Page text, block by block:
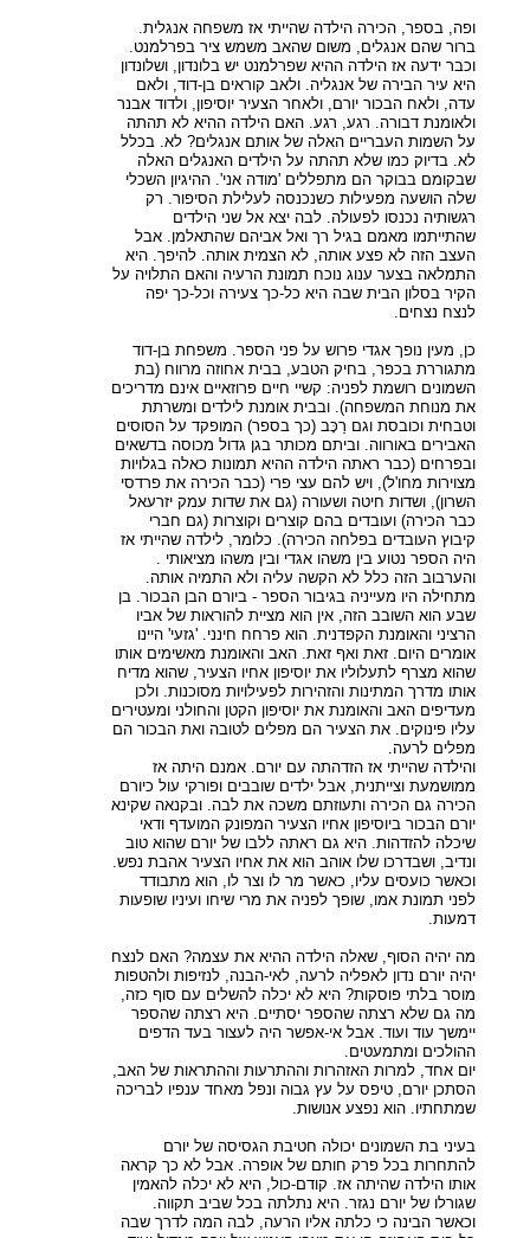
ופה, בספר, הכירה הילדה שהייתי אז משפחה אנגלית.
ברור שהם אנגלים, משום שהאב משמש ציר בפרלמנט.
וכבר ידעה אז הילדה ההיא שפרלמנט יש בלונדון, ושלונדון
היא עיר הבירה של אנגליה. ולאב קוראים בן-דוד, ולאם
עדה, ולאח הבכור יורם, ולאחר הצעיר יוסיפון, ולדוד אבנר
ולאומנת דבורה. רגע, רגע. האם הילדה ההיא לא תהתה
על השמות העבריים האלה של אותם אנגלים? לא. בכלל
לא. בדיוק כמו שלא תהתה על הילדים האנגלים האלה
שבקומם בבוקר הם מתפללים 'מודה אני'. ההיגיון השכלי
שלה הושעה מפעילות כשנכנסה לעלילת הסיפור. רק
רגשותיה נכנסו לפעולה. לבה יצא אל שני הילדים
שהתייתמו מאמם בגיל רך ואל אביהם שהתאלמן. אבל
העצב הזה לא פצע אותה, לא הצמית אותה. להיפך. היא
התמלאה בצער ענוג נוכח תמונת הרעיה והאם התלויה על
הקיר בסלון הבית שבה היא כל-כך צעירה וכל-כך יפה
לנצח נצחים.
כן, מעין נופך אגדי פרוש על פני הספר. משפחת בן-דוד
מתגוררת בכפר, בחיק הטבע, בבית אחוזה מרווח (בת
השמונים רושמת לפניה: קשיי חיים פרוזאיים אינם מדריכים
את מנוחת המשפחה). ובבית אומנת לילדים ומשרתת
וטבחית וכובסת וגם רַכָּב (כך בספר) המופקד על הסוסים
האבירים באורווה. וביתם מכותר בגן גדול מכוסה בדשאים
ובפרחים (כבר ראתה הילדה ההיא תמונות כאלה בגלויות
מצוירות מחו'ל), ויש להם עצי פרי (כבר הכירה את פרדסי
השרון), ושדות חיטה ושעורה (גם את שדות עמק יזרעאל
כבר הכירה) ועובדים בהם קוצרים וקוצרות (גם חברי
קיבוץ העובדים בפלחה הכירה). כלומר, לילדה שהייתי אז
היה הספר נטוע בין משהו אגדי ובין משהו מציאותי .
והערבוב הזה כלל לא הקשה עליה ולא התמיה אותה.
מתחילה היו מעייניה בגיבור הספר - ביורם הבן הבכור. בן
שבע הוא השובב הזה, אין הוא מציית להוראות של אביו
הרציני והאומנת הקפדנית. הוא פרחח חינני. 'גזעי' היינו
אומרים היום. זאת ואף זאת. האב והאומנת מאשימים אותו
שהוא מצרף לתעלוליו את יוסיפון אחיו הצעיר, שהוא מדיח
אותו מדרך המתינות והזהירות לפעילויות מסוכנות. ולכן
מעדיפים האב והאומנת את יוסיפון הקטן והחולני ומעטירים
עליו פינוקים. את הצעיר הם מפלים לטובה ואת הבכור הם
מפלים לרעה.
והילדה שהייתי אז הזדהתה עם יורם. אמנם היתה אז
ממושמעת וצייתנית, אבל ילדים שובבים ופורקי עול כיורם
הכירה גם הכירה ותעוזתם משכה את לבה. ובקנאה שקינא
יורם הבכור ביוסיפון אחיו הצעיר המפונק המועדף ודאי
שיכלה להזדהות. היא גם ראתה ללבו של יורם שהוא טוב
ונדיב, ושבדרכו שלו אוהב הוא את אחיו הצעיר אהבת נפש.
וכאשר כועסים עליו, כאשר מר לו וצר לו, הוא מתבודד
לפני תמונת אמו, שופך לפניה את מרי שיחו ועיניו שופעות
דמעות.
מה יהיה הסוף, שאלה הילדה ההיא את עצמה? האם לנצח
יהיה יורם נדון לאפליה לרעה, לאי-הבנה, לנזיפות ולהטפות
מוסר בלתי פוסקות? היא לא יכלה להשלים עם סוף כזה,
מה גם שלא רצתה שהספר יסתיים. היא רצתה שהספר
יימשך עוד ועוד. אבל אי-אפשר היה לעצור בעד הדפים
ההולכים ומתמעטים.
יום אחד, למרות האזהרות וההתרעות וההתראות של האב,
הסתכן יורם, טיפס על עץ גבוה ונפל מאחד ענפיו לבריכה
שמתחתיו. הוא נפצע אנושות.
בעיני בת השמונים יכולה חטיבת הגסיסה של יורם
להתחרות בכל פרק חותם של אופרה. אבל לא כך קראה
אותו הילדה שהיתה אז. קודם-כול, היא לא יכלה להאמין
שגורלו של יורם נגזר. היא נתלתה בכל שביב תקווה.
וכאשר הבינה כי כלתה אליו הרעה, לבה המה לדרך שבה